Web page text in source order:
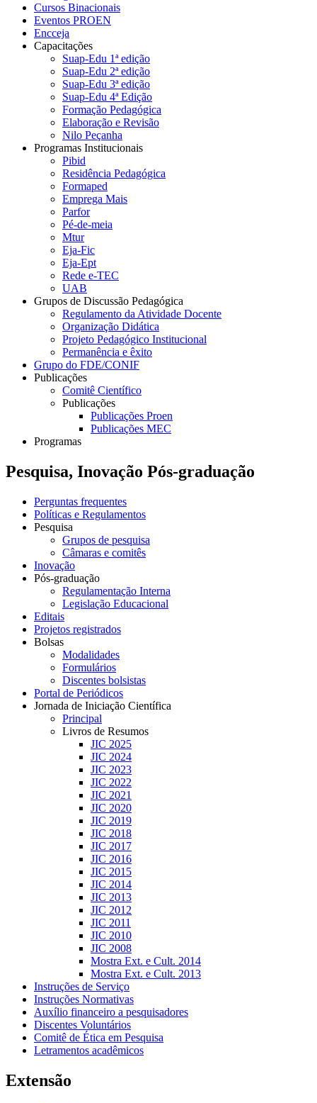
Cursos Binacionais
Eventos PROEN
Encceja
Capacitações
Suap-Edu 1ª edição
Suap-Edu 2ª edição
Suap-Edu 3ª edição
Suap-Edu 4ª Edição
Formação Pedagógica
Elaboração e Revisão
Nilo Peçanha
Programas Institucionais
Pibid
Residência Pedagógica
Formaped
Emprega Mais
Parfor
Pé-de-meia
Mtur
Eja-Fic
Eja-Ept
Rede e-TEC
UAB
Grupos de Discussão Pedagógica
Regulamento da Atividade Docente
Organização Didática
Projeto Pedagógico Institucional
Permanência e êxito
Grupo do FDE/CONIF
Publicações
Comitê Científico
Publicações
Publicações Proen
Publicações MEC
Programas
Pesquisa, Inovação Pós-graduação
Perguntas frequentes
Políticas e Regulamentos
Pesquisa
Grupos de pesquisa
Câmaras e comitês
Inovação
Pós-graduação
Regulamentação Interna
Legislação Educacional
Editais
Projetos registrados
Bolsas
Modalidades
Formulários
Discentes bolsistas
Portal de Periódicos
Jornada de Iniciação Científica
Principal
Livros de Resumos
JIC 2025
JIC 2024
JIC 2023
JIC 2022
JIC 2021
JIC 2020
JIC 2019
JIC 2018
JIC 2017
JIC 2016
JIC 2015
JIC 2014
JIC 2013
JIC 2012
JIC 2011
JIC 2010
JIC 2008
Mostra Ext. e Cult. 2014
Mostra Ext. e Cult. 2013
Instruções de Serviço
Instruções Normativas
Auxílio financeiro a pesquisadores
Discentes Voluntários
Comitê de Ética em Pesquisa
Letramentos acadêmicos
Extensão